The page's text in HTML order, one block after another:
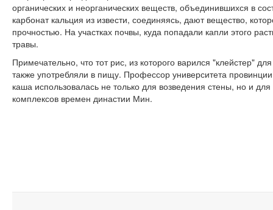
органических и неорганических веществ, объединившихся в
карбонат кальция из извести, соединяясь, дают вещество,
прочностью. На участках почвы, куда попадали капли этого
травы.
Примечательно, что тот рис, из которого варился "клейстер"
также употребляли в пищу. Профессор университета
каша использовалась не только для возведения стены, но и
комплексов времен династии Мин.